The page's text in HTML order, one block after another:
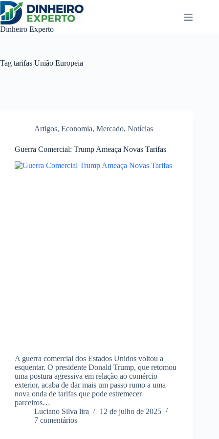
Pular
para
o
conteúdo
Dinheiro Experto
Tag tarifas União Europeia
Artigos, Economia, Mercado, Notícias
Guerra Comercial: Trump Ameaça Novas Tarifas
A guerra comercial dos Estados Unidos voltou a
esquentar. O presidente Donald Trump, que retomou
uma postura agressiva em relação ao comércio
exterior, acaba de dar mais um passo rumo a uma
nova onda de tarifas que pode estremecer
parceiros…
Luciano Silva lira
12 de julho de 2025
7 comentários